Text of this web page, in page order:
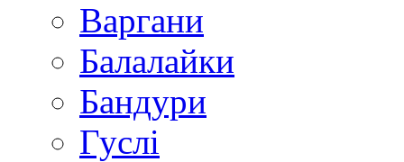
Варгани
Балалайки
Бандури
Гуслі